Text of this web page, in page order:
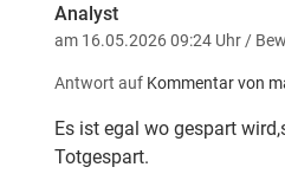
Analyst
am 16.05.2026 09:24 Uhr /
Antwort auf Kommentar von
Es ist egal wo gespart
Totgespart.